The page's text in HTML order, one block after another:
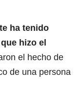
ha tenido
hizo el
el hecho de
de una persona